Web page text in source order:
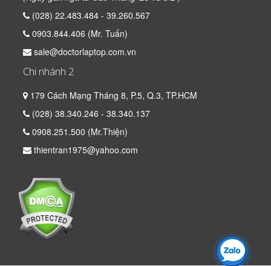
(028) 22.483.484 - 39.260.567
0903.844.406 (Mr. Tuấn)
sale@doctorlaptop.com.vn
Chi nhánh 2
179 Cách Mạng Tháng 8, P.5, Q.3, TP.HCM
(028) 38.340.246 - 38.340.137
0908.251.500 (Mr.Thiện)
thientran1975@yahoo.com